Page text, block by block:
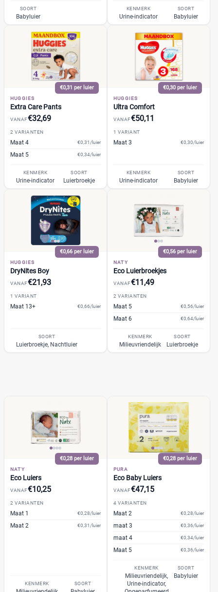
▼ +26 meer
Kenmerk
Milieuvriendelijk
Ongeparfumeerd
Urine-indicator (15)
Geslacht
Jongen (1)
Jongen en meisje
Meisje
Winkel
Drogist
(31)
Kruidvat
Trekpleister
Supermarkt
Albert Heijn (48)
(5)
Boon's Markt
Dekamarkt (15)
BigGreenSmile
Bol
+9 meer
SOORT
Babyluier
KENMERK
Urine-indicator
SOORT
Babyluier
€0,31 per luier
HUGGIES
Extra Care Pants
VANAF€32,69
2 VARIANTEN
Maat 4 €0,31/luier
Maat 5 €0,34/luier
KENMERK
Urine-indicator
SOORT
Luierbroekje
€0,30 per luier
HUGGIES
Ultra Comfort
VANAF€50,11
1 VARIANT
Maat 3 €0,30/luier
KENMERK
Urine-indicator
SOORT
Babyluier
€0,66 per luier
HUGGIES
DryNites Boy
VANAF€21,93
1 VARIANT
Maat 13+ €0,66/luier
SOORT
Luierbroekje, Nachtluier
€0,56 per luier
NATY
Eco Luierbroekjes
VANAF€11,49
2 VARIANTEN
Maat 5 €0,56/luier
Maat 6 €0,64/luier
KENMERK
Milieuvriendelijk
SOORT
Luierbroekje
€0,28 per luier
NATY
Eco Luiers
VANAF€10,25
2 VARIANTEN
Maat 1 €0,28/luier
Maat 2 €0,31/luier
KENMERK SOORT
€0,28 per luier
PURA
Eco Baby Luiers
VANAF€47,15
4 VARIANTEN
Maat 2 €0,28/luier
maat 3 €0,36/luier
maat 4 €0,34/luier
Maat 5 €0,36/luier
KENMERK
Milieuvriendelijk,
Urine-indicator,
SOORT
Babyluier